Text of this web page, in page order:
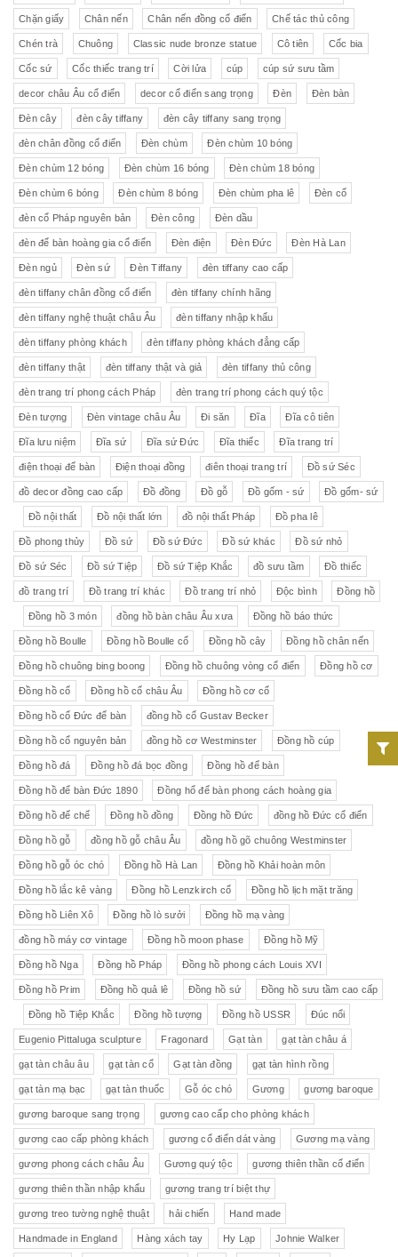
Chặn giấy Chân nến Chân nến đồng cổ điển Chế tác thủ công
Chén trà Chuông Classic nude bronze statue Cô tiên Cốc bia
Cốc sứ Cốc thiếc trang trí Cời lửa cúp cúp sứ sưu tầm
decor châu Âu cổ điển decor cổ điển sang trọng Đèn Đèn bàn
Đèn cây đèn cây tiffany đèn cây tiffany sang trọng
đèn chân đồng cổ điển Đèn chùm Đèn chùm 10 bóng
Đèn chùm 12 bóng Đèn chùm 16 bóng Đèn chùm 18 bóng
Đèn chùm 6 bóng Đèn chùm 8 bóng Đèn chùm pha lê Đèn cổ
đèn cổ Pháp nguyên bản Đèn công Đèn dầu
đèn để bàn hoàng gia cổ điển Đèn điện Đèn Đức Đèn Hà Lan
Đèn ngủ Đèn sứ Đèn Tiffany đèn tiffany cao cấp
đèn tiffany chân đồng cổ điển đèn tiffany chính hãng
đèn tiffany nghệ thuật châu Âu đèn tiffany nhập khẩu
đèn tiffany phòng khách đèn tiffany phòng khách đẳng cấp
đèn tiffany thật đèn tiffany thật và giả đèn tiffany thủ công
đèn trang trí phong cách Pháp đèn trang trí phong cách quý tộc
Đèn tượng Đèn vintage châu Âu Đi săn Đĩa Đĩa cô tiên
Đĩa lưu niệm Đĩa sứ Đĩa sứ Đức Đĩa thiếc Đĩa trang trí
điện thoại để bàn Điện thoại đồng điên thoại trang trí Đồ sứ Séc
đồ decor đồng cao cấp Đồ đồng Đồ gỗ Đồ gốm - sứ Đồ gốm- sứ
Đồ nội thất Đồ nội thất lớn đồ nội thất Pháp Đồ pha lê
Đồ phong thủy Đồ sứ Đồ sứ Đức Đồ sứ khác Đồ sứ nhỏ
Đồ sứ Séc Đồ sứ Tiệp Đồ sứ Tiệp Khắc đồ sưu tầm Đồ thiếc
đồ trang trí Đồ trang trí khác Đồ trang trí nhỏ Độc bình Đồng hồ
Đồng hồ 3 món đồng hồ bàn châu Âu xưa Đồng hồ báo thức
Đồng hồ Boulle Đồng hồ Boulle cổ Đồng hồ cây Đồng hồ chân nến
Đồng hồ chuông bing boong Đồng hồ chuông vòng cổ điển Đồng hồ cơ
Đồng hồ cổ Đồng hồ cổ châu Âu Đồng hồ cơ cổ
Đồng hồ cổ Đức để bàn đồng hồ cổ Gustav Becker
Đồng hồ cổ nguyên bản đồng hồ cơ Westminster Đồng hồ cúp
Đồng hồ đá Đồng hồ đá bọc đồng Đồng hồ để bàn
Đồng hồ để bàn Đức 1890 Đồng hổ để bàn phong cách hoàng gia
Đồng hồ đế chế Đồng hồ đồng Đồng hồ Đức đồng hồ Đức cổ điển
Đồng hồ gỗ đồng hồ gỗ châu Âu đồng hồ gõ chuông Westminster
Đồng hồ gỗ óc chó Đồng hồ Hà Lan Đồng hồ Khải hoàn môn
Đồng hồ lắc kê vàng Đồng hồ Lenzkirch cổ Đồng hồ lịch mặt trăng
Đồng hồ Liên Xô Đồng hồ lò sưởi Đồng hồ mạ vàng
đồng hồ máy cơ vintage Đồng hồ moon phase Đồng hồ Mỹ
Đồng hồ Nga Đồng hồ Pháp Đồng hồ phong cách Louis XVI
Đồng hồ Prim Đồng hồ quả lê Đồng hồ sứ Đồng hồ sưu tầm cao cấp
Đồng hồ Tiệp Khắc Đồng hồ tượng Đồng hồ USSR Đúc nổi
Eugenio Pittaluga sculpture Fragonard Gạt tàn gạt tàn châu á
gạt tàn châu âu gạt tàn cổ Gạt tàn đồng gạt tàn hình rồng
gạt tàn mạ bạc gạt tàn thuốc Gỗ óc chó Gương gương baroque
gương baroque sang trọng gương cao cấp cho phòng khách
gương cao cấp phòng khách gương cổ điển dát vàng Gương mạ vàng
gương phong cách châu Âu Gương quý tộc gương thiên thần cổ điển
gương thiên thần nhập khẩu gương trang trí biệt thự
gương treo tường nghệ thuật hải chiến Hand made
Handmade in England Hàng xách tay Hy Lạp Johnie Walker